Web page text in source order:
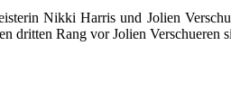
Nikki Harris und Jolien
dritten Rang vor Jolien Verschueren